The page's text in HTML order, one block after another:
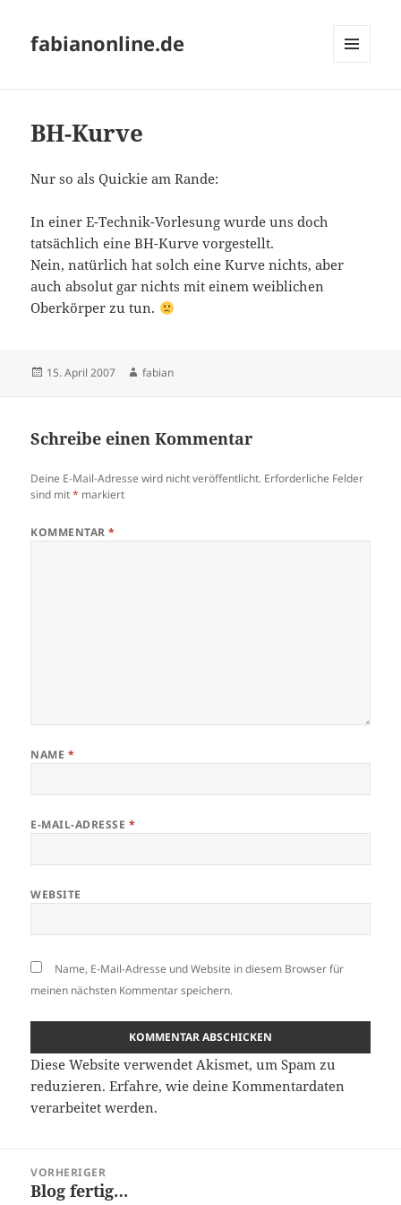
fabianonline.de
BH-Kurve
Nur so als Quickie am Rande:
In einer E-Technik-Vorlesung wurde uns doch
tatsächlich eine BH-Kurve vorgestellt.
Nein, natürlich hat solch eine Kurve nichts, aber
auch absolut gar nichts mit einem weiblichen
Oberkörper zu tun.
Veröffentlicht
15. April 2007 Autor
fabian
Schreibe einen Kommentar
Deine E-Mail-Adresse wird nicht veröffentlicht. Erforderliche Felder
sind mit* markiert
KOMMENTAR*
NAME *
E-MAIL-ADRESSE *
WEBSITE
Name, E-Mail-Adresse und Website in diesem Browser für
meinen nächsten Kommentar speichern.
Diese Website verwendet Akismet, um Spam zu
reduzieren.Erfahre, wie deine Kommentardaten
verarbeitet werden.
VORHERIGER
Vorheriger
Blog fertig…